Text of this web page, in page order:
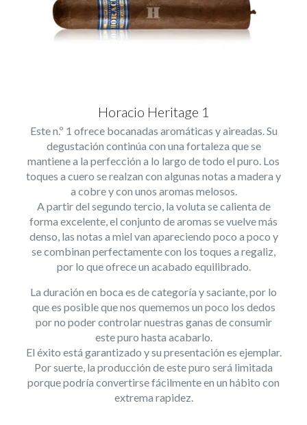
Horacio Heritage 1
Este n.º 1 ofrece bocanadas aromáticas y aireadas. Su
degustación continúa con una fortaleza que se
mantiene a la perfección a lo largo de todo el puro. Los
toques a cuero se realzan con algunas notas a madera y
a cobre y con unos aromas melosos.
A partir del segundo tercio, la voluta se calienta de
forma excelente, el conjunto de aromas se vuelve más
denso, las notas a miel van apareciendo poco a poco y
se combinan perfectamente con los toques a regaliz,
por lo que ofrece un acabado equilibrado.
La duración en boca es de categoría y saciante, por lo
que es posible que nos quememos un poco los dedos
por no poder controlar nuestras ganas de consumir
este puro hasta acabarlo.
El éxito está garantizado y su presentación es ejemplar.
Por suerte, la producción de este puro será limitada
porque podría convertirse fácilmente en un hábito con
extrema rapidez.